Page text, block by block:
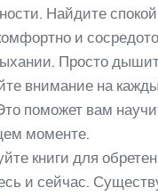
Найдите
и
Просто
внимание на
поможет вам
моменте.
книги для
и сейчас.